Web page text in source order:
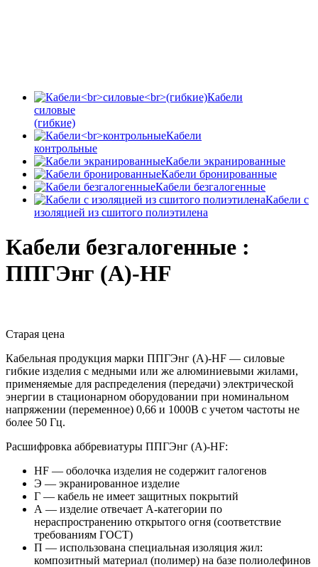
Кабели
силовые
(гибкие)
Кабели
контрольные
Кабели экранированные
Кабели бронированные
Кабели безгалогенные
Кабели с
изоляцией из сшитого полиэтилена
Кабели безгалогенные :
ППГЭнг (А)-HF
Старая цена
Кабельная продукция марки ППГЭнг (А)-HF — силовые
гибкие изделия с медными или же алюминиевыми жилами,
применяемые для распределения (передачи) электрической
энергии в стационарном оборудовании при номинальном
напряжении (переменное) 0,66 и 1000В с учетом частоты не
более 50 Гц.
Расшифровка аббревиатуры ППГЭнг (А)-HF:
HF — оболочка изделия не содержит галогенов
Э — экранированное изделие
Г — кабель не имеет защитных покрытий
А — изделие отвечает А-категории по
нераспространению открытого огня (соответствие
требованиям ГОСТ)
П — использована специальная изоляция жил:
композитный материал (полимер) на базе полиолефинов